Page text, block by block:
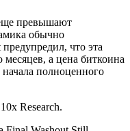
превышают
обычно
что эта
месяцев, а цена биткоина
полноценного
Research.